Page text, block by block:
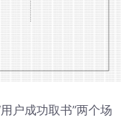
户成功取书”两个场